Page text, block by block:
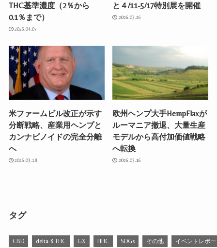
THC基準濃度（2％から
0.1％まで）
2026.04.07
と４/11-5/17特別展を開催
2026.03.26
米ファームビル改正が示す
分断戦略、産業用ヘンプと
カンナビノイドの完全分離
へ
2026.03.18
欧州ヘンプ大手HempFlaxが
ルーマニア撤退、大量生産
モデルから高付加価値戦略
へ転換
2026.03.16
タグ
CBD delta-8 THC GX HHC SDGs その他 イベントレポ